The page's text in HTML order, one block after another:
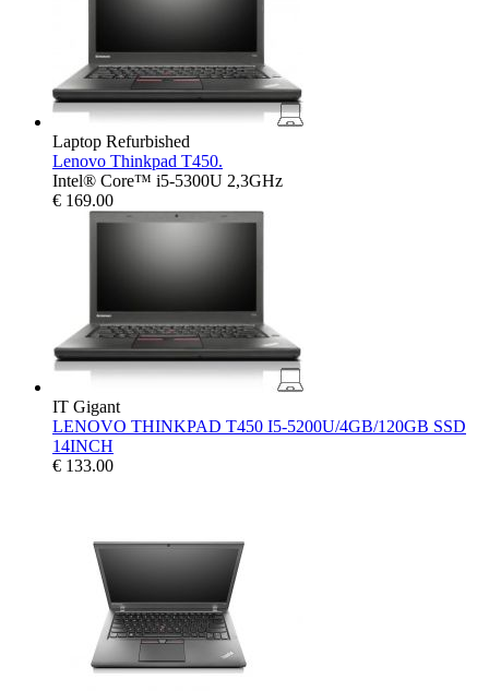
Laptop Refurbished
Lenovo Thinkpad T450.
Intel® Core™ i5-5300U 2,3GHz
€ 169.00
IT Gigant
LENOVO THINKPAD T450 I5-5200U/4GB/120GB SSD
14INCH
€ 133.00